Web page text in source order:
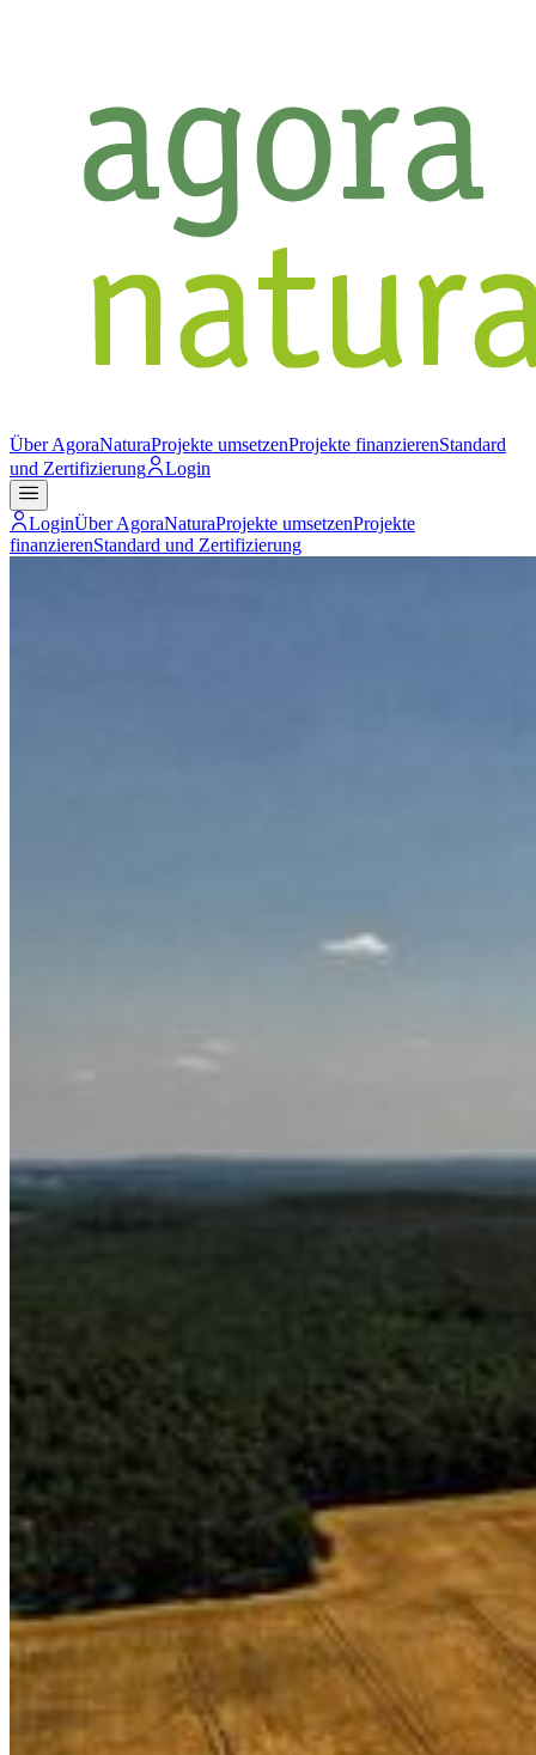
Über AgoraNaturaProjekte umsetzenProjekte finanzierenStandard
und Zertifizierung
Login
LoginÜber AgoraNaturaProjekte umsetzenProjekte
finanzierenStandard und Zertifizierung